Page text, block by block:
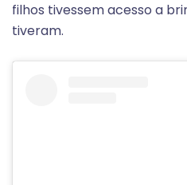
filhos tivessem acesso a
tiveram.